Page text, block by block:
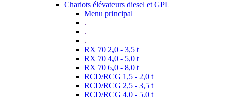
Chariots élévateurs diesel et GPL
Menu principal
.
.
.
RX 70 2,0 - 3,5 t
RX 70 4,0 - 5,0 t
RX 70 6,0 - 8,0 t
RCD/RCG 1,5 - 2,0 t
RCD/RCG 2,5 - 3,5 t
RCD/RCG 4,0 - 5,0 t